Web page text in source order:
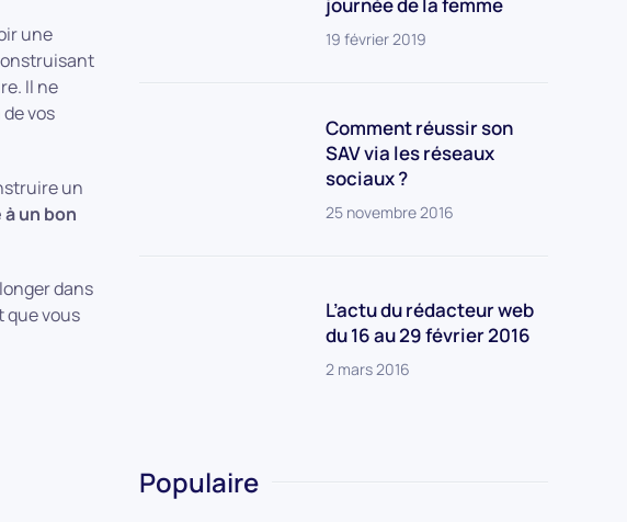
une
Il ne
vos
un
un bon
dans
que vous
journée de la femme
19 février 2019
Comment réussir son
SAV via les réseaux
sociaux ?
25 novembre 2016
L’actu du rédacteur web
du 16 au 29 février 2016
2 mars 2016
Populaire